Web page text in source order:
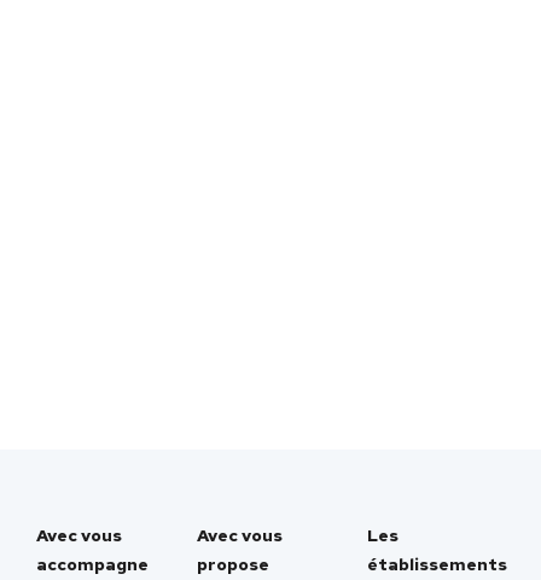
Avec vous
accompagne
Avec vous
propose
Les
établissements